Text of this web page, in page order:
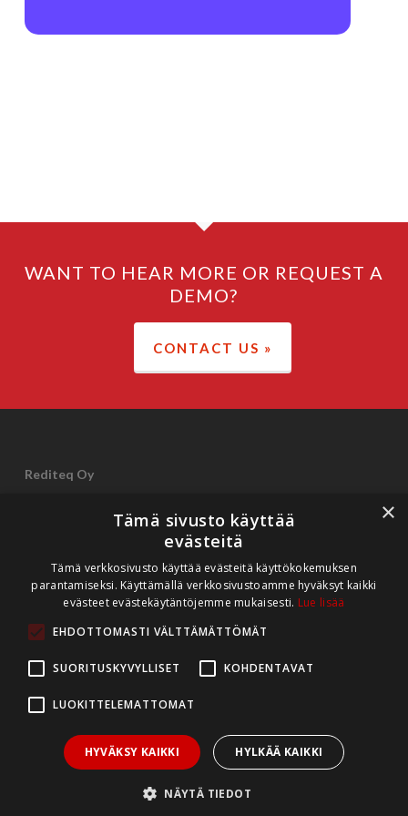
WANT TO HEAR MORE OR REQUEST A
DEMO?
CONTACT US »
Rediteq Oy
Aninkaistenkatu 14 B 35
Finland
(5. kerros.)
Y-tunnus: 0832052-7
Tietosuojaselosteet
Ota yhteyttä
Tuki: 044 562 8990
×
Tämä sivusto käyttää
evästeitä
Tämä verkkosivusto käyttää evästeitä käyttökokemuksen
parantamiseksi. Käyttämällä verkkosivustoamme hyväksyt kaikki
evästeet evästekäytäntöjemme mukaisesti. Lue lisää
EHDOTTOMASTI VÄLTTÄMÄTTÖMÄT
SUORITUSKYVYLLISET KOHDENTAVAT
LUOKITTELEMATTOMAT
HYVÄKSY KAIKKI HYLKÄÄ KAIKKI
NÄYTÄ TIEDOT